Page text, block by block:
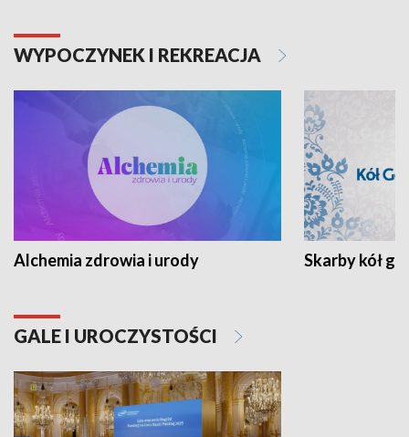
WYPOCZYNEK I REKREACJA
Alchemia zdrowia i urody Skarby kół
GALE I UROCZYSTOŚCI